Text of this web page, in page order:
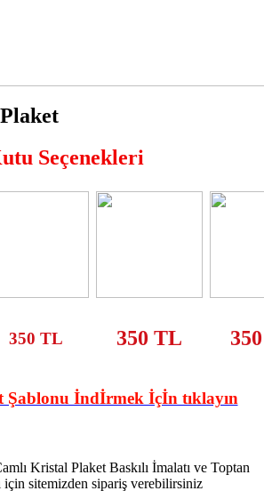
Seçenekleri
350 TL 350 TL
Şablonu İndİrmek İçİn tıklayın